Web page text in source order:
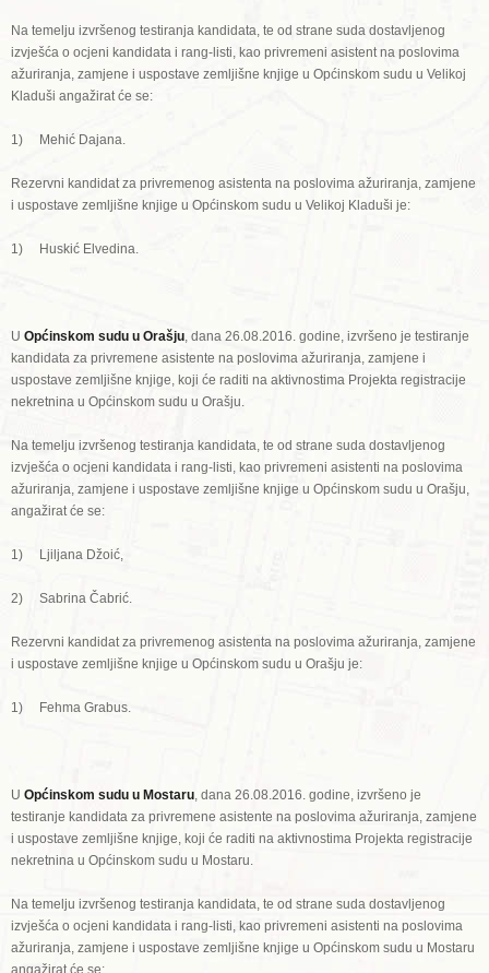
Na temelju izvršenog testiranja kandidata, te od strane suda dostavljenog
izvješća o ocjeni kandidata i rang-listi, kao privremeni asistent na poslovima
ažuriranja, zamjene i uspostave zemljišne knjige u Općinskom sudu u Velikoj
Kladuši angažirat će se:
1) Mehić Dajana.
Rezervni kandidat za privremenog asistenta na poslovima ažuriranja, zamjene
i uspostave zemljišne knjige u Općinskom sudu u Velikoj Kladuši je:
1) Huskić Elvedina.
U Općinskom sudu u Orašju, dana 26.08.2016. godine, izvršeno je testiranje
kandidata za privremene asistente na poslovima ažuriranja, zamjene i
uspostave zemljišne knjige, koji će raditi na aktivnostima Projekta registracije
nekretnina u Općinskom sudu u Orašju.
Na temelju izvršenog testiranja kandidata, te od strane suda dostavljenog
izvješća o ocjeni kandidata i rang-listi, kao privremeni asistenti na poslovima
ažuriranja, zamjene i uspostave zemljišne knjige u Općinskom sudu u Orašju,
angažirat će se:
1) Ljiljana Džoić,
2) Sabrina Čabrić.
Rezervni kandidat za privremenog asistenta na poslovima ažuriranja, zamjene
i uspostave zemljišne knjige u Općinskom sudu u Orašju je:
1) Fehma Grabus.
U Općinskom sudu u Mostaru, dana 26.08.2016. godine, izvršeno je
testiranje kandidata za privremene asistente na poslovima ažuriranja, zamjene
i uspostave zemljišne knjige, koji će raditi na aktivnostima Projekta registracije
nekretnina u Općinskom sudu u Mostaru.
Na temelju izvršenog testiranja kandidata, te od strane suda dostavljenog
izvješća o ocjeni kandidata i rang-listi, kao privremeni asistenti na poslovima
ažuriranja, zamjene i uspostave zemljišne knjige u Općinskom sudu u Mostaru
angažirat će se: